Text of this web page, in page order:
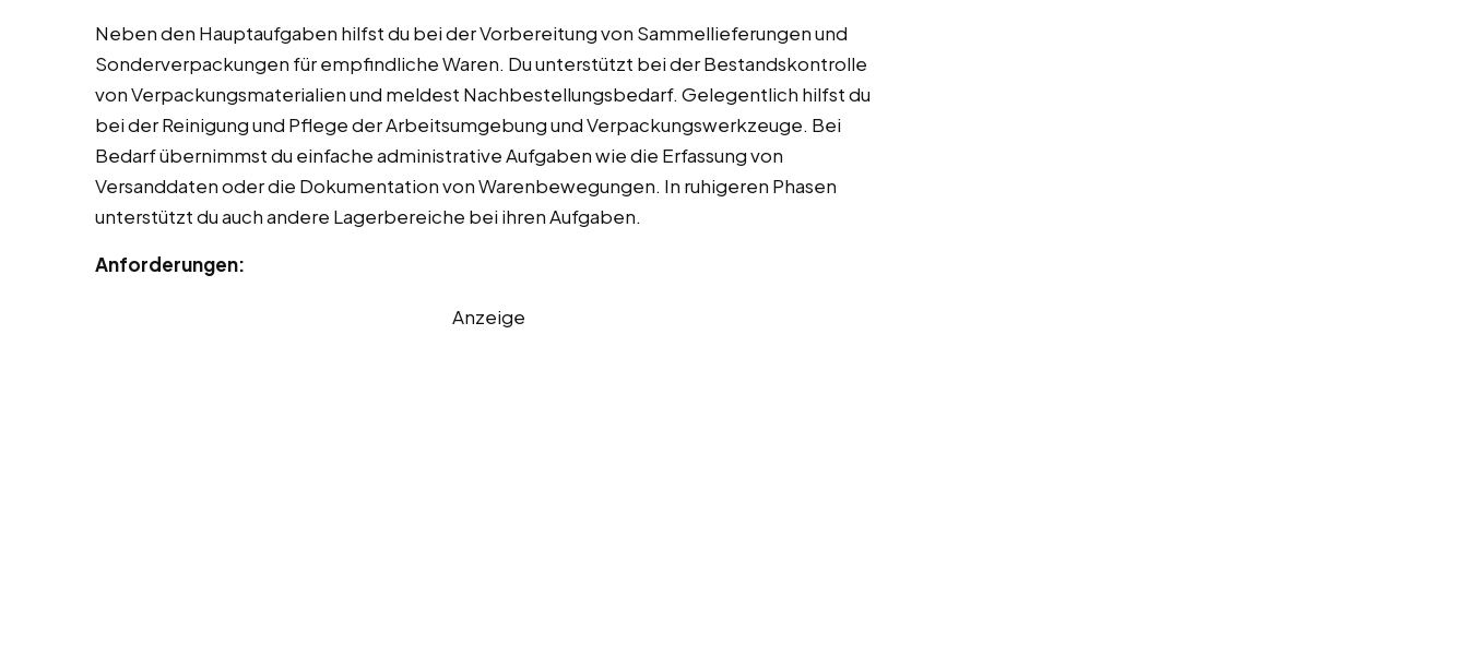
Neben den Hauptaufgaben hilfst du bei der Vorbereitung von Sammellieferungen und
Sonderverpackungen für empfindliche Waren. Du unterstützt bei der Bestandskontrolle
von Verpackungsmaterialien und meldest Nachbestellungsbedarf. Gelegentlich hilfst du
bei der Reinigung und Pflege der Arbeitsumgebung und Verpackungswerkzeuge. Bei
Bedarf übernimmst du einfache administrative Aufgaben wie die Erfassung von
Versanddaten oder die Dokumentation von Warenbewegungen. In ruhigeren Phasen
unterstützt du auch andere Lagerbereiche bei ihren Aufgaben.
Anforderungen:
Anzeige